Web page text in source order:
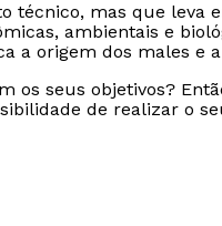
técnico, mas que leva
ambientais e
a origem dos males e
os seus objetivos?
de realizar o